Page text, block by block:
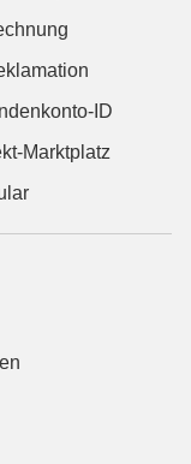
ID
Marktplatz